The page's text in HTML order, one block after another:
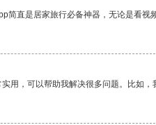
简直是居家旅行必备神器，无论是看视
用，可以帮助我解决很多问题。比如